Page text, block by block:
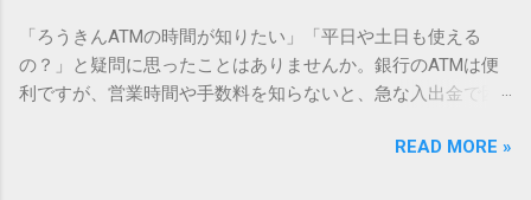
ン上のすべての文字には、いわば「住所」のような番号が割
り振られています。変換候補に出ない文字でも、この住所
（コード）を直接指定すれば、確実に呼び出すことができる
のです。 2. Windows標準機能！文字コードで漢字を出す「16
進数入力」 最も汎用性が高く、特別なソフトも不要なのが
受け取り術と、連携による具体的なメリットを徹底解説しま
す。 佐川急便の再配達が劇的に変わる「スマートクラブ」と
は？ まず押さえておきたいのが、佐川急便の個人向け無料会
況をリアルタイムで管理するための基盤となるサービスで
「ろうきんATMの時間が知りたい」「平日や土日も使える
の？」と疑問に思ったことはありませんか。銀行のATMは便
利ですが、営業時間や手数料を知らないと、急な入出金で困
ATM営業時間や利用の注意点、便利な活用法 を詳しく解説し
READ MORE »